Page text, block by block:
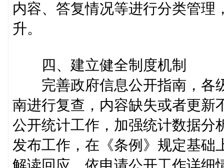
内容、答复情况等进行分类管理
升。
四、建立健全制度机制
完善政府信息公开指南，各
南进行复查，内容缺失或者更新
公开统计工作，加强统计数据分
发布工作，在《条例》规定基础